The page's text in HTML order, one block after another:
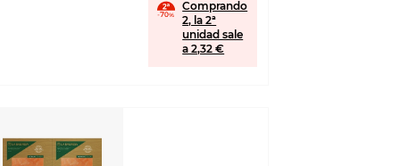
Comprando
2, la 2ª
unidad sale
a 2,32 €